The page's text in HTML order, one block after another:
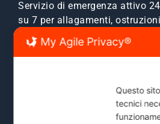
Servizio di emergenza attivo
su 7 per allagamenti,
scarichi.
Zone Servite:Milano città,
Cernusco e comuni limitrofi.
Mostra Tutte le Zone Servite →
My Agile Privacy®
Questo
tecnici